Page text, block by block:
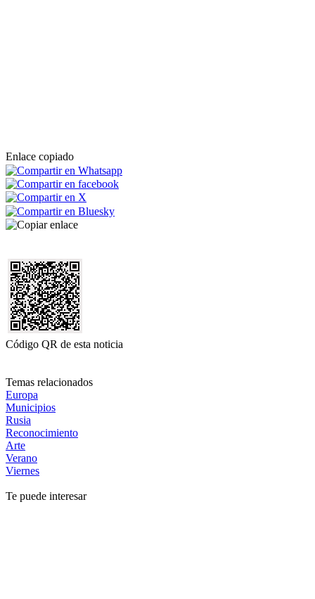
Enlace copiado
Código QR de esta noticia
Temas relacionados
Europa
Municipios
Rusia
Reconocimiento
Arte
Verano
Viernes
Te puede interesar